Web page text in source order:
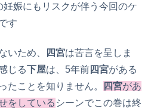
娠にもリスクが伴う今回のケ
す
いため、 四宮は苦言を呈しま
じる下屋は、5年前四宮がある
たことを知りません。
四宮があ
をしている シーンでこの巻は終